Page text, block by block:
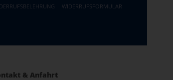
WIDERRUFSFORMULAR
& Anfahrt